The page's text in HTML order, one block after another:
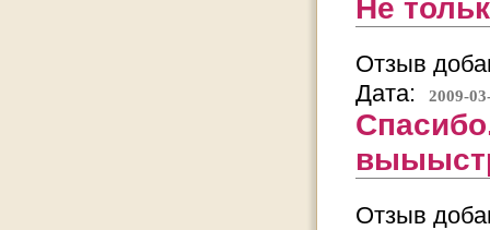
Не
Отзыв
Дата:
2009-
Отзыв